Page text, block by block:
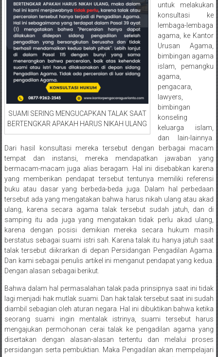
Jakarta
Utara/
Jakarta
Pusat/
Karawang/
Lampung
Barat/
Timur/Lampung/
Jambi/
Bengkulu/
Medan/
Aceh/
Damasyaraya/
Solok/
Padang
Selatan/Padang
barat/
Padang
Utara/
Kota
Padang/
Sumatera
Barat/
Pariaman/
Bukittinggi/
Padang
panjang/
Kayutanam/
Baso/
SUAMI SERING MENGUCAPKAN TALAK SAAT
BERTENGKAR APAKAH HARUS NIKAH ULANG
untuk melakukan
konsultasi ke
lembaga-lembaga
agama, ke Kantor
Urusan Agama,
bimbingan agama
islam, pemangku
agama,
pengacara,
lawyers,
bimbingan
konseling
keluarga islam,
dan lain-lainnya.
Dari hasil konsultasi mereka tersebut dengan berbagai macam
tempat dan instansi, mereka mendapatkan jawaban yang
bermacam-macam juga alias beragam. Hal ini disebabkan karena
yang memberikan pendapat tersebut tentunya memiliki referensi
buku atau dasar yang berbeda-beda juga. Dalam hal perbedaan
tersebut ada yang mengatakan bahwa harus nikah ulang atau akad
ulang, karena secara agama talak tersebut sudah jatuh, dan di
samping itu ada juga yang mengatakan tidak perlu akad ulang,
karena dengan posisi demikian mereka secara hukum masih
berstatus sebagai suami istri sah. Karena talak itu hanya jatuh saat
talak tersebut diikrarkan di depan Persidangan Pengadilan Agama.
Dan kami sebagai penulis artikel ini menganut pendapat yang kedua.
Dengan alasan sebagai berikut.
Bahwa dalam hal permasalahan talak pada prinsipnya saat ini tidak
lagi menjadi hak mutlak suami. Dan hak talak tersebut saat ini sudah
diambil sebagian oleh aturan negara. Hal ini dibuktikan bahwa ketika
seorang suami ingin mentalak istrinya, suami tersebut harus
mengajukan permohonan cerai talak ke pengadilan agama yang
disertakan dengan alasan-alasan tertentu dan melalui proses
persidangan serta pembuktian. Maka Pengadilan akan mempelajari